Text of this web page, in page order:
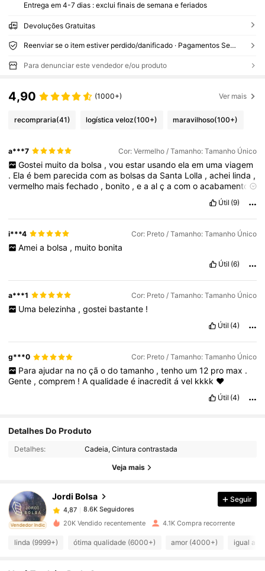
Entrega em 4-7 dias : exclui finais de semana e feriados
Devoluções Gratuitas
Reenviar se o item estiver perdido/danificado · Pagamentos Seguros · Proteção de privacidade
Para denunciar este vendedor e/ou produto
4,90 (1000+) Ver mais
recompraria(41) logística veloz(100+) maravilhoso(100+)
a***7 Cor: Vermelho / Tamanho: Tamanho Único
Gostei muito da bolsa , vou estar usando ela em uma viagem
. Elaé bem parecidacomas bolsasda Santa Lolla ,achei linda ,
vermelho maisfechado , bonito ,eaalçacomoacabamento
pido
Útil (9)
i***4 Cor: Preto / Tamanho: Tamanho Único
Amei a bolsa , muito bonita
Útil (6)
a***1 Cor: Preto / Tamanho: Tamanho Único
Uma belezinha , gostei bastante !
Útil (4)
g***0 Cor: Preto / Tamanho: Tamanho Único
Para ajudar na no çã o do tamanho , tenho um 12 pro max .
Gente ,comprem !Aqualidadeé inacreditável kkkk ❤️
Útil (4)
Detalhes Do Produto
Detalhes: Cadeia, Cintura contrastada
Veja mais
Vendedor Indicado
Jordi Bolsa
4,87 8.6K Seguidores
8.6K Seguidores
4,87 8.6K Seguidores
4,87 8.6K Seguidores
Seguir
20K Vendido recentemente 4.1K Compra recorrente
linda (9999+) ótima qualidade (6000+) amor (4000+) igual a